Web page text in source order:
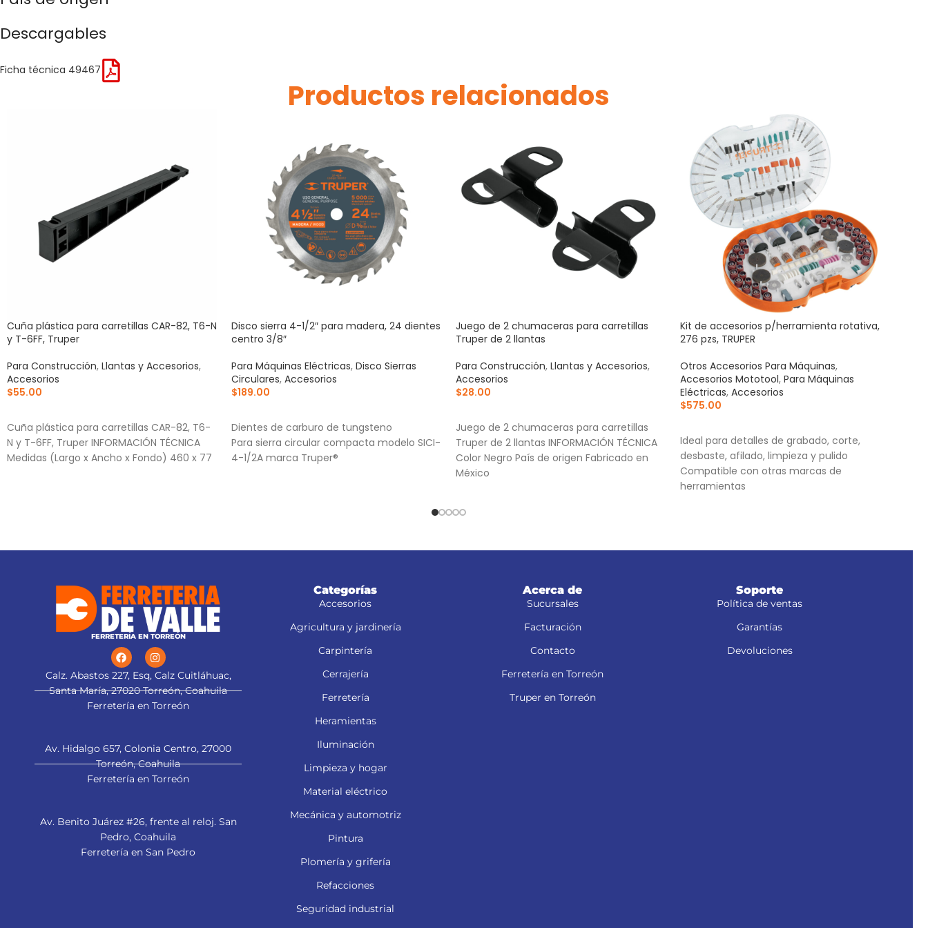
Descargables
Ficha técnica 49467
Productos relacionados
Cuña plástica para carretillas CAR-82, T6-N
y T-6FF, Truper
Para Construcción, Llantas y Accesorios,
Accesorios
$55.00
Cuña plástica para carretillas CAR-82, T6-
N y T-6FF, Truper INFORMACIÓN TÉCNICA
Medidas (Largo x Ancho x Fondo) 460 x 77
Disco sierra 4-1/2″ para madera, 24 dientes
centro 3/8″
Para Máquinas Eléctricas, Disco Sierras
Circulares, Accesorios
$189.00
Dientes de carburo de tungsteno
Para sierra circular compacta modelo SICI-
4-1/2A marca Truper®
Juego de 2 chumaceras para carretillas
Truper de 2 llantas
Para Construcción, Llantas y Accesorios,
Accesorios
$28.00
Juego de 2 chumaceras para carretillas
Truper de 2 llantas INFORMACIÓN TÉCNICA
Color Negro País de origen Fabricado en
México
Kit de accesorios p/herramienta rotativa,
276 pzs, TRUPER
Otros Accesorios Para Máquinas,
Accesorios Mototool, Para Máquinas
Eléctricas, Accesorios
$575.00
Ideal para detalles de grabado, corte,
desbaste, afilado, limpieza y pulido
Compatible con otras marcas de
herramientas
FERRETERÍA EN TORREÓN
Calz. Abastos 227, Esq, Calz Cuitláhuac,
Santa María, 27020 Torreón, Coahuila
Ferretería en Torreón
Av. Hidalgo 657, Colonia Centro, 27000
Torreón, Coahuila
Ferretería en Torreón
Av. Benito Juárez #26, frente al reloj. San
Pedro, Coahuila
Ferretería en San Pedro
Categorías
Accesorios
Agricultura y jardinería
Carpintería
Cerrajería
Ferretería
Heramientas
Iluminación
Limpieza y hogar
Material eléctrico
Mecánica y automotriz
Pintura
Plomería y grifería
Refacciones
Seguridad industrial
Acerca de
Sucursales
Facturación
Contacto
Ferretería en Torreón
Truper en Torreón
Soporte
Política de ventas
Garantías
Devoluciones